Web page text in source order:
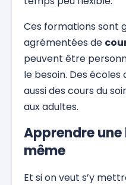
Ces formations sont
agrémentées de
peuvent être
le besoin. Des
aussi des cours du
aux adultes.
Apprendre
même
Et si on veut s’y